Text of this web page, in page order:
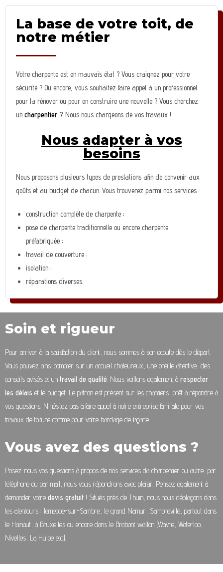
La base de votre toit, de
notre métier
Votre charpente est en mauvais état ? Vous craignez pour votre
sécurité ? Ou encore, vous souhaitez faire appel à un professionnel
pour la rénover ou pour en construire une nouvelle ? Vous cherchez
uncharpentier ? Nous nous chargeons de vos travaux !
Nous adapter à vos
besoins
Nous proposons plusieurs types de prestations afin de convenir aux
goûts et au budget de chacun. Vous trouverez parmi nos services :
construction complète de charpente ;
pose de charpente traditionnelle ou encore charpente
préfabriquée ;
travail de couverture ;
isolation ;
réparations diverses.
Soin et rigueur
Pour arriver à la satisfaction du client, nous sommes à son écoute dès le départ.
Vous pouvez ainsi compter sur un accueil chaleureux, une oreille attentive, des
conseils avisés et un travail de qualité . Nous veillons également à respecter
les délais et le budget. Le patron est présent sur les chantiers, prêt à répondre à
vos questions. N’hésitez pas à faire appel à notre entreprise familiale pour vos
travaux de toiture comme pour votre bardage de façade.
Vous avez des questions ?
Posez-nous vos questions à propos de nos services da charpentier ou autre, par
téléphone ou par mail, nous vous répondrons avec plaisir. Pensez également à
demander votre devis gratuit ! Situés près de Thuin, nous nous déplaçons dans
les alentours : Jemeppe-sur-Sambre, le grand Namur, Sambreville, partout dans
le Hainaut, à Bruxelles ou encore dans le Brabant wallon (Wavre, Waterloo,
Nivelles, La Hulpe etc.).